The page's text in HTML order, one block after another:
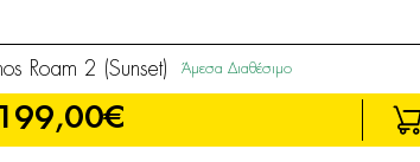
Roam 2 (Sunset) Άμεσα Διαθέσιμο